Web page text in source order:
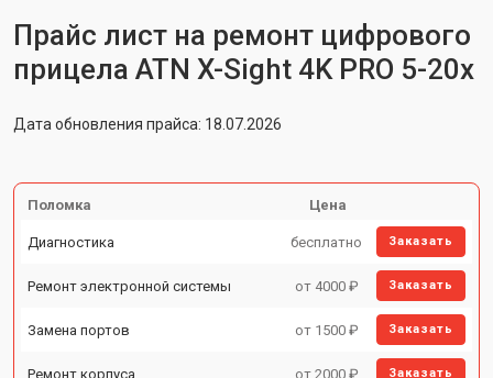
Прайс лист на ремонт цифрового
прицела ATN X-Sight 4K PRO 5-20x
Дата обновления прайса: 18.07.2026
Поломка Цена
Диагностика бесплатно Заказать
Ремонт электронной системы от 4000 ₽ Заказать
Замена портов от 1500 ₽ Заказать
Ремонт корпуса от 2000 ₽ Заказать